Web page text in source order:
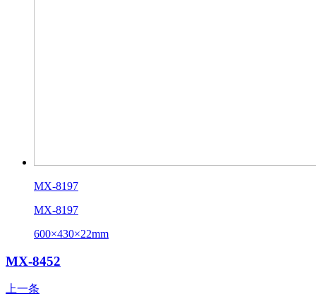
MX-8197
MX-8197
600×430×22mm
MX-8452
上一条